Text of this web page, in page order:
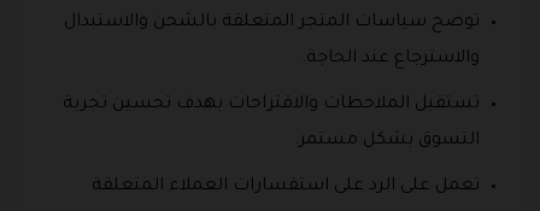
توضح سياسات المتجر المتعلقة بالشحن والاستبدال
والاسترجاع عند الحاجة.
تستقبل الملاحظات والاقتراحات بهدف تحسين تجربة
التسوق بشكل مستمر.
تعمل على الرد على استفسارات العملاء المتعلقة